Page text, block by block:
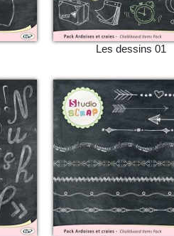
Les dessins 01